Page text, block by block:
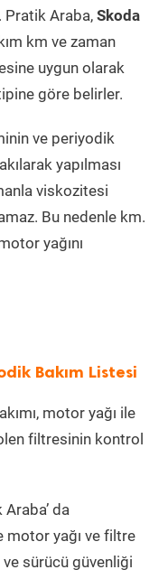
Pratik Araba, Skoda
km ve zaman
uygun olarak
göre belirler.
ve periyodik
yapılması
viskozitesi
Bu nedenle km.
yağını
Bakım Listesi
motor yağı ile
filtresinin kontrol
da
motor yağı ve filtre
ve sürücü güvenliği